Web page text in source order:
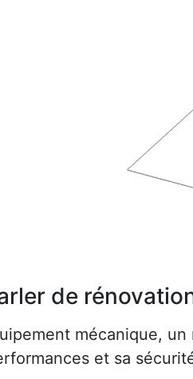
de
mécanique,
et sa